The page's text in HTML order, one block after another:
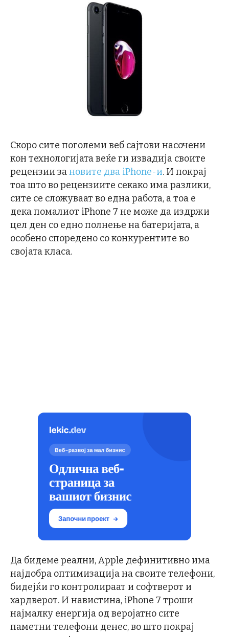
Скоро сите поголеми веб сајтови насочени
кон технологијата веќе ги извадија своите
рецензии зановите два iPhone-и. И покрај
тоа што во рецензиите секако има разлики,
сите се сложуваат во една работа, а тоа е
дека помалиот iPhone 7 не може да издржи
цел ден со едно полнење на батеријата, а
особено споредено со конкурентите во
својата класа.
Да бидеме реални, Apple дефинитивно има
најдобра оптимизација на своите телефони,
бидејќи го контролираат и софтверот и
хардверот. И навистина, iPhone 7 троши
најмалку енергија од веројатно сите
паметни телефони денес, во што покрај